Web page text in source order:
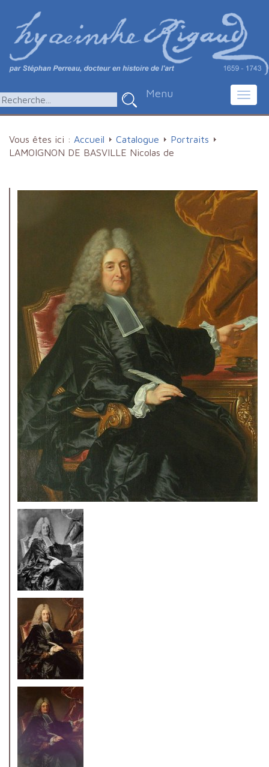
Menu
Vous êtes ici : Accueil Catalogue
Portraits
LAMOIGNON DE BASVILLE Nicolas de